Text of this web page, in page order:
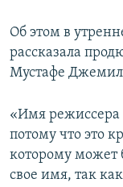
Об этом в
рассказала
Мустафе
«Имя режиссера
потому что это
которому может
свое имя, так